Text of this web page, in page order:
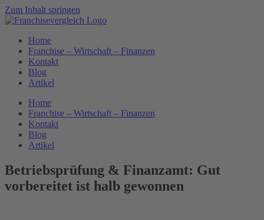
Zum Inhalt springen
Home
Franchise – Wirtschaft – Finanzen
Kontakt
Blog
Artikel
Home
Franchise – Wirtschaft – Finanzen
Kontakt
Blog
Artikel
Betriebsprüfung & Finanzamt: Gut
vorbereitet ist halb gewonnen